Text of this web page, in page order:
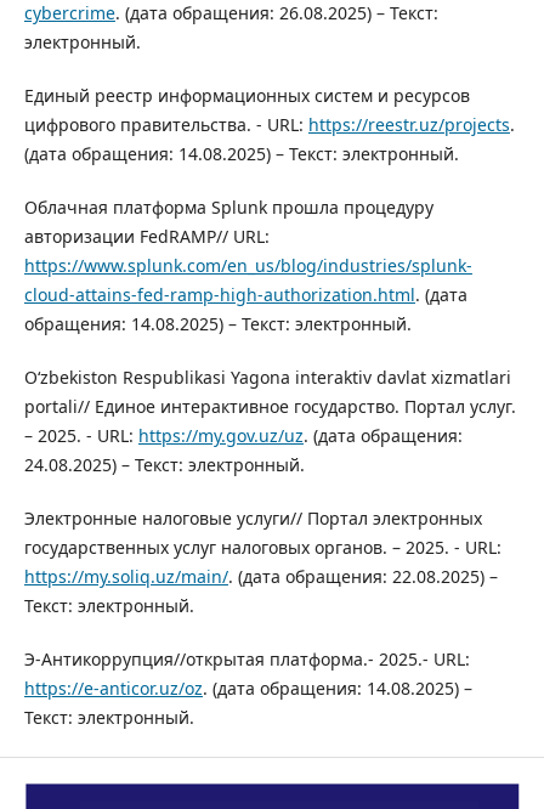
cybercrime. (дата обращения: 26.08.2025) – Текст:
электронный.
Единый реестр информационных систем и ресурсов
цифрового правительства. - URL: https://reestr.uz/projects.
(дата обращения: 14.08.2025) – Текст: электронный.
Облачная платформа Splunk прошла процедуру
авторизации FedRAMP// URL:
https://www.splunk.com/en_us/blog/industries/splunk-
cloud-attains-fed-ramp-high-authorization.html. (дата
обращения: 14.08.2025) – Текст: электронный.
O‘zbekiston Respublikasi Yagona interaktiv davlat xizmatlari
portali// Единое интерактивное государство. Портал услуг.
– 2025. - URL: https://my.gov.uz/uz. (дата обращения:
24.08.2025) – Текст: электронный.
Электронные налоговые услуги// Портал электронных
государственных услуг налоговых органов. – 2025. - URL:
https://my.soliq.uz/main/. (дата обращения: 22.08.2025) –
Текст: электронный.
Э-Антикоррупция//открытая платформа.- 2025.- URL:
https://e-anticor.uz/oz. (дата обращения: 14.08.2025) –
Текст: электронный.